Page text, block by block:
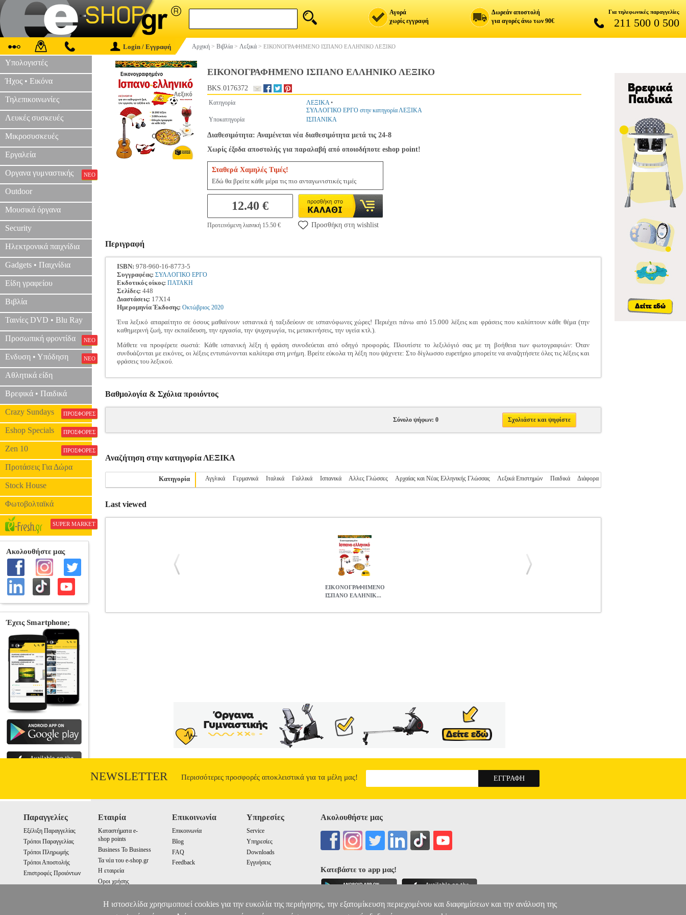
Αγορά
χωρίς εγγραφή
Δωρεάν αποστολή
για αγορές άνω των 90€
Για τηλεφωνικές παραγγελίες
211 500 0 500
Login / Εγγραφή Αρχική > Βιβλία > Λεξικά > ΕΙΚΟΝΟΓΡΑΦΗΜΕΝΟ ΙΣΠΑΝΟ ΕΛΛΗΝΙΚΟ ΛΕΞΙΚΟ
Υπολογιστές
Ήχος • Εικόνα
Τηλεπικοινωνίες
Λευκές συσκευές
Μικροσυσκευές
Εργαλεία
Οργανα γυμναστικής ΝΕΟ
Outdoor
Μουσικά όργανα
Security
Ηλεκτρονικά παιχνίδια
Gadgets • Παιχνίδια
Είδη γραφείου
Βιβλία
Ταινίες DVD • Blu Ray
Προσωπική φροντίδα ΝΕΟ
Ενδυση • Υπόδηση ΝΕΟ
Αθλητικά είδη
Βρεφικά • Παιδικά
Crazy Sundays ΠΡΟΣΦΟΡΕΣ
Eshop Specials ΠΡΟΣΦΟΡΕΣ
Zen 10 ΠΡΟΣΦΟΡΕΣ
Προτάσεις Για Δώρα
Stock House
Φωτοβολταϊκά
SUPER MARKET
ΕΙΚΟΝΟΓΡΑΦΗΜΕΝΟ ΙΣΠΑΝΟ ΕΛΛΗΝΙΚΟ ΛΕΞΙΚΟ
BKS.0176372
Κατηγορία ΛΕΞΙΚΑ•
ΣΥΛΛΟΓΙΚΟ ΕΡΓΟ στην κατηγορία ΛΕΞΙΚΑ
Υποκατηγορία
ΙΣΠΑΝΙΚΑ
Διαθεσιμότητα: Αναμένεται νέα διαθεσιμότητα μετά τις 24-8
Χωρίς έξοδα αποστολής για παραλαβή από οποιοδήποτε eshop point!
Σταθερά Χαμηλές Τιμές!
Εδώ θα βρείτε κάθε μέρα τις πιο ανταγωνιστικές τιμές
12.40 €
Προτεινόμενη λιανική 15.50 € Προσθήκη στη wishlist
Περιγραφή
ISBN: 978-960-16-8773-5
Συγγραφέας: ΣΥΛΛΟΓΙΚΟ ΕΡΓΟ
Εκδοτικός οίκος: ΠΑΤΑΚΗ
Σελίδες: 448
Διαστάσεις: 17Χ14
Ημερομηνία Έκδοσης: Οκτώβριος 2020
Ένα λεξικό απαραίτητο σε όσους μαθαίνουν ισπανικά ή ταξιδεύουν σε ισπανόφωνες χώρες! Περιέχει πάνω από 15.000 λέξεις και φράσεις που καλύπτουν κάθε θέμα (την
καθημερινή ζωή, την εκπαίδευση, την εργασία, την ψυχαγωγία, τις μετακινήσεις, την υγεία κτλ.).
Μάθετε να προφέρετε σωστά: Κάθε ισπανική λέξη ή φράση συνοδεύεται από οδηγό προφοράς. Πλουτίστε το λεξιλόγιό σας με τη βοήθεια των φωτογραφιών: Όταν
συνδυάζονται με εικόνες, οι λέξεις εντυπώνονται καλύτερα στη μνήμη. Βρείτε εύκολα τη λέξη που ψάχνετε: Στο δίγλωσσο ευρετήριο μπορείτε να αναζητήσετε όλες τις λέξεις και
φράσεις του λεξικού.
Βαθμολογία & Σχόλια προιόντος
Σύνολο ψήφων: 0 Σχολιάστε και ψηφίστε
Αναζήτηση στην κατηγορία ΛΕΞΙΚΑ
Κατηγορία Αγγλικά Γερμανικά Ιταλικά Γαλλικά Ισπανικά Αλλες Γλώσσες Αρχαίας και Νέας Ελληνικής Γλώσσας Λεξικά Επιστημών Παιδικά Διάφορα
Last viewed
ΕΙΚΟΝΟΓΡΑΦΗΜΕΝΟ
ΙΣΠΑΝΟ ΕΛΛΗΝΙΚ...
NEWSLETTER Περισσότερες προσφορές αποκλειστικά για τα μέλη μας!
Παραγγελίες
Εξέλιξη Παραγγελίας
Τρόποι Παραγγελίας
Τρόποι Πληρωμής
Τρόποι Αποστολής
Επιστροφές Προιόντων
Εταιρία
Καταστήματα e-
shop points
Business To Business
Τα νέα του e-shop.gr
Η εταιρεία
Οροι χρήσης
Επικοινωνία
Επικοινωνία
Blog
FAQ
Feedback
Υπηρεσίες
Service
Υπηρεσίες
Downloads
Εγγυήσεις
Ακολουθήστε μας
Κατεβάστε το app μας!
Η ιστοσελίδα χρησιμοποιεί cookies για την ευκολία της περιήγησης, την εξατομίκευση περιεχομένου και διαφημίσεων και την ανάλυση της